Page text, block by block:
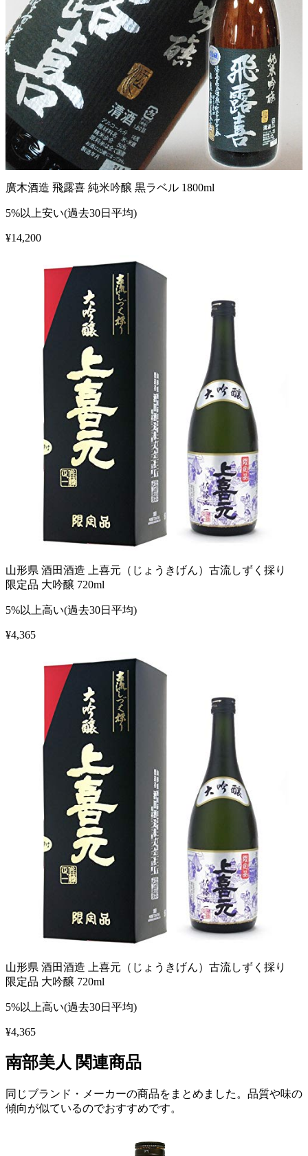
廣木酒造 飛露喜 純米吟醸 黒ラベル 1800ml
5%以上安い(過去30日平均)
¥14,200
山形県 酒田酒造 上喜元（じょうきげん）古流しずく採り
限定品 大吟醸 720ml
5%以上高い(過去30日平均)
¥4,365
山形県 酒田酒造 上喜元（じょうきげん）古流しずく採り
限定品 大吟醸 720ml
5%以上高い(過去30日平均)
¥4,365
南部美人 関連商品
同じブランド・メーカーの商品をまとめました。品質や味の
傾向が似ているのでおすすめです。